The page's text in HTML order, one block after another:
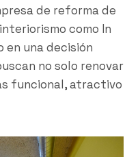
de reforma de
como In
en una decisión
no solo renovar
funcional, atractivo